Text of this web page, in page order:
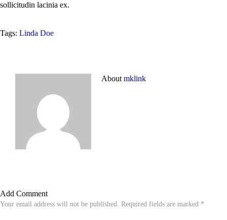
sollicitudin lacinia ex.
Tags: Linda Doe
About mklink
Add Comment
Your email address will not be published. Required fields are marked *